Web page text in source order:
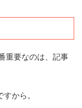
重要なのは、記事
から。